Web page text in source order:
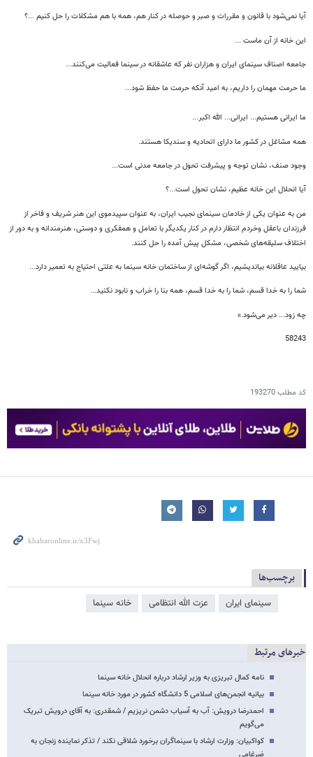
آیا نمی‌شود با قانون و مقررات و صبر و حوصله در کنار هم، همه با هم مشکلات را حل کنیم ...؟
این خانه از آن ماست ...
جامعه اصناف سینمای ایران و هزاران نفر که عاشقانه در سینما فعالیت می‌کنند...
ما حرمت مهمان را داریم، به امید آنکه حرمت ما حفظ شود...
ما ایرانی هستیم... ایرانی... الله اکبر...
همه مشاغل در کشور ما دارای اتحادیه و سندیکا هستند.
وجود صنف، نشان توجه و پیشرفت تحول در جامعه مدنی است...
آیا انحلال این خانه عظیم، نشان تحول است...؟
من به عنوان یکی از خادمان سینمای نجیب ایران، به عنوان سپیدموی این هنر شریف و فاخر از
فرزندان باعقل وخردم انتظار دارم در کنار یکدیگر با تعامل و همفکری و دوستی، هنرمندانه و به دور از
اختلاف سلیقه‌های شخصی، مشکل پیش آمده را حل کنند.
بیایید عاقلانه بیاندیشیم، اگر گوشه‌ای از ساختمان خانه سینما به علتی احتیاج به تعمیر دارد...
شما را به خدا قسم، شما را به خدا قسم، همه بنا را خراب و نابود نکنید...
چه زود... دیر می‌شود.»
58243
کد مطلب193270
برچسب‌ها
سینمای ایران عزت الله انتظامی خانه سینما
خبرهای مرتبط
نامه کمال تبریزی به وزیر ارشاد درباره انحلال خانه سینما
بیانیه انجمن‌های اسلامی 5 دانشگاه کشور در مورد خانه سینما
احمدرضا درویش: آب به آسیاب دشمن نریزیم / شمقدری: به آقای درویش تبریک
می‌گویم
کواکبیان: وزارت ارشاد با سینماگران برخورد شلاقی نکند / تذکر نماینده زنجان به
ضرغامی